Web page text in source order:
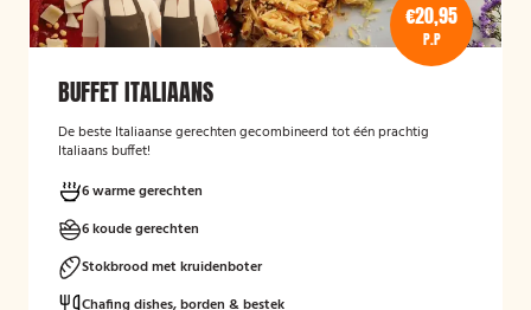
€20,95
P.P
BUFFET ITALIAANS
De beste Italiaanse gerechten gecombineerd tot één prachtig
Italiaans buffet!
6 warme gerechten
6 koude gerechten
Stokbrood met kruidenboter
Chafing dishes, borden & bestek